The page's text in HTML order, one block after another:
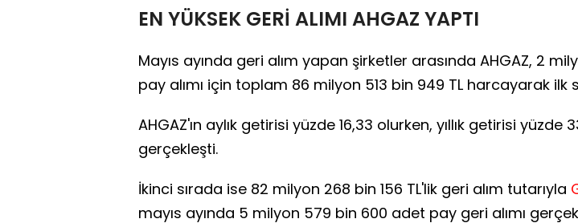
EN YÜKSEK GERİ ALIMI AHGAZ YAPTI
Mayıs ayında geri alım yapan şirketler arasında AHGAZ, 2
pay alımı için toplam 86 milyon 513 bin 949 TL harcayarak ilk
AHGAZ'ın aylık getirisi yüzde 16,33 olurken, yıllık getirisi yüzde
gerçekleşti.
İkinci sırada ise 82 milyon 268 bin 156 TL'lik geri alım tutarıyla
mayıs ayında 5 milyon 579 bin 600 adet pay geri alımı